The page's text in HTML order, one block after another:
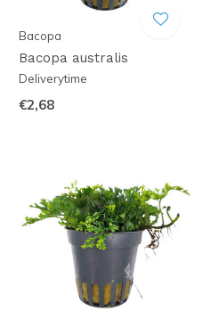
Bacopa
Bacopa australis
Deliverytime
€2,68